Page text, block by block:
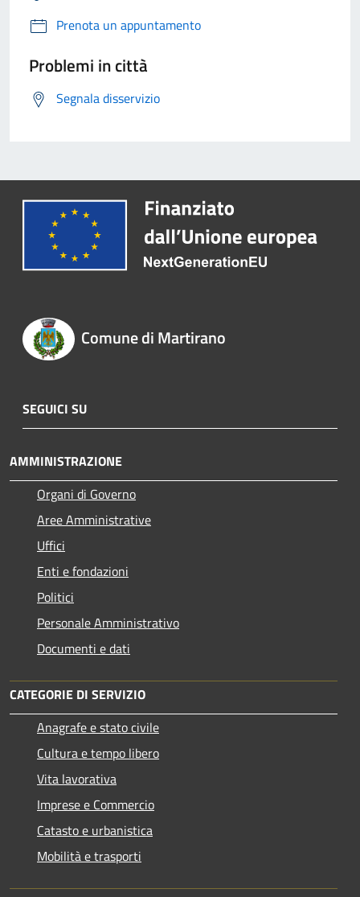
Prenota un appuntamento
Problemi in città
Segnala disservizio
Comune di Martirano
SEGUICI SU
AMMINISTRAZIONE
Organi di Governo
Aree Amministrative
Uffici
Enti e fondazioni
Politici
Personale Amministrativo
Documenti e dati
CATEGORIE DI SERVIZIO
Anagrafe e stato civile
Cultura e tempo libero
Vita lavorativa
Imprese e Commercio
Catasto e urbanistica
Mobilità e trasporti